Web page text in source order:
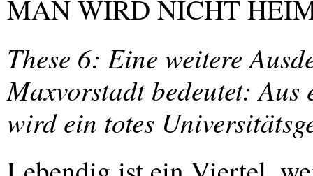
MANWIRD NICHT
These 6: Eine weitere
Maxvorstadt bedeutet: Aus
wird ein totes